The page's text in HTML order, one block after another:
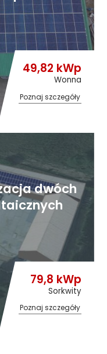
49,82 kWp
Wonna
Poznaj szczegóły
dwóch
79,8 kWp
Sorkwity
Poznaj szczegóły